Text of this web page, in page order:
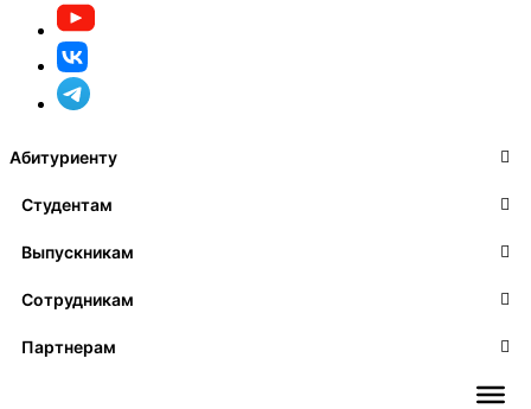
Абитуриенту
Студентам
Выпускникам
Сотрудникам
Партнерам